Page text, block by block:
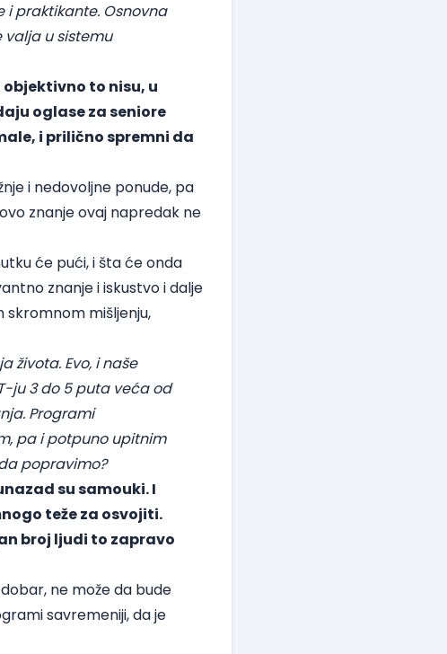
i praktikante. Osnovna
valja u sistemu
to nisu, u
oglase za seniore
i prilično spremni da
i nedovoljne ponude, pa
znanje ovaj napredak ne
će pući, i šta će onda
znanje i iskustvo i dalje
mišljenju,
života. Evo, i naše
ju 3 do 5 puta veća od
Programi
pa i potpuno upitnim
popravimo?
su samouki. I
teže za osvojiti.
broj ljudi to zapravo
ne može da bude
savremeniji, da je